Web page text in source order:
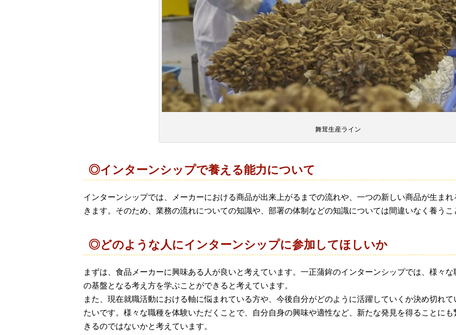
舞茸生産ライン
◎インターンシップで養える能力について
インターンシップでは、メーカーにおける商品が出来上がるまでの流れや、一つの新しい商品が生ま
きます。そのため、業務の流れについての知識や、部署の体制などの知識については間違いなく養うこ
◎どのような人にインターンシップに参加してほしいか
まずは、食品メーカーに興味ある人が良いと考えています。一正蒲鉾のインターンシップでは、様々
の基盤となる考え方を学ぶことができると考えています。
また、現在就職活動における軸に悩まれている方や、今後自分がどのように活躍していくか決め切れ
たいです。様々な職種を体験いただくことで、自分自身の興味や適性など、新たな発見を得ることに
きるのではないかと考えています。